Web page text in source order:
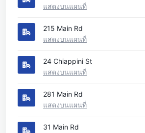
แสดงบนแผนที่
215 Main Rd
แสดงบนแผนที่
24 Chiappini St
แสดงบนแผนที่
281 Main Rd
แสดงบนแผนที่
31 Main Rd